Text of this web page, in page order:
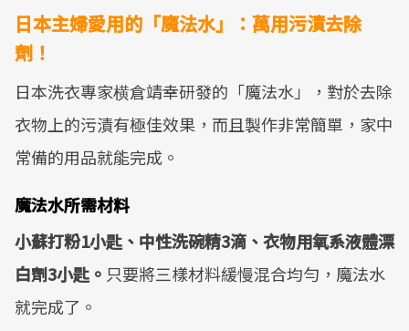
日本主婦愛用的「魔法水」：萬用污漬去除
劑！
日本洗衣專家横倉靖幸研發的「魔法水」，對於去除
衣物上的污漬有極佳效果，而且製作非常簡單，家中
常備的用品就能完成。
魔法水所需材料
小蘇打粉1小匙、中性洗碗精3滴、衣物用氧系液體漂
白劑3小匙。 只要將三樣材料緩慢混合均勻，魔法水
就完成了。